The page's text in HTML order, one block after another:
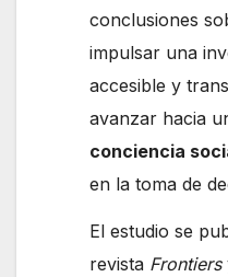
conclusiones
impulsar una
accesible y
avanzar hacia
conciencia
en la toma de
El estudio se
revista Frontiers